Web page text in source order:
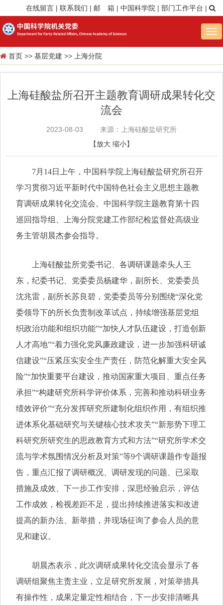
在线留言 | 联系我们 | 邮 箱 | 中国科学院 | 部门工作平台 |
首页 >> 基层党建 >> 上海分院
上海硅酸盐所召开主题教育调研成果转化交
流会
2023-08-03
来源：上海硅酸盐研究所
【放大 缩小】
7月14日上午，中国科学院上海硅酸盐研究所召开
学习贯彻习近平新时代中国特色社会主义思想主题教
育调研成果转化交流会。中国科学院主题教育第十四
巡回指导组、上海分院党建工作部纪检监督处高级业
务主管胡晨杰参会指导。
上海硅酸盐所党委书记、各调研课题牵头人王
东，纪委书记、党委委员杨建华，副所长、党委委员
沈兆雷，副所长苏良碧，党委委员等分别围绕“深化党
委领导下的所长负责制改革试点，持续增强基层党组
织政治功能和组织功能”“加快人才队伍建设，打造创新
人才高地”“着力强化党风廉政建设，进一步加强科研诚
信建设”“压紧压实安全生产责任，防范化解重大安全风
险”“加快重要平台建设，推动国家重大项目、重点任务
承担”“构建研究所科学评价体系，完善和推动科研业务
绩效评价”“充分发挥研究所建制化组织作用，有组织推
进体系化基础研究与关键核心技术攻关”“新形势下理工
科研究所研究生的思政教育方式和方法”“研究所学术交
流与学术氛围情况分析及对策”等9个调研课题作专题报
告，重点汇报了调研概况、调研发现的问题、已采取
措施及成效、下一步工作安排，深思经验启示，评估
工作成效，检视差距不足，提出持续推进落实和改进
提高的新办法、新举措，并现场征询了参会人员的意
见和建议。
胡晨杰表示，此次调研成果转化交流会显示了各
调研组聚焦主责主业，立足研究所发展，对策举措具
有操作性，成果定量定性相结合，下一步安排清晰具